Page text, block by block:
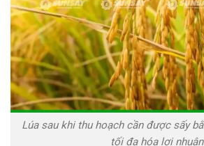
Lúa sau khi thu hoạch cần được sấy
tối đa hóa lợi nhuận